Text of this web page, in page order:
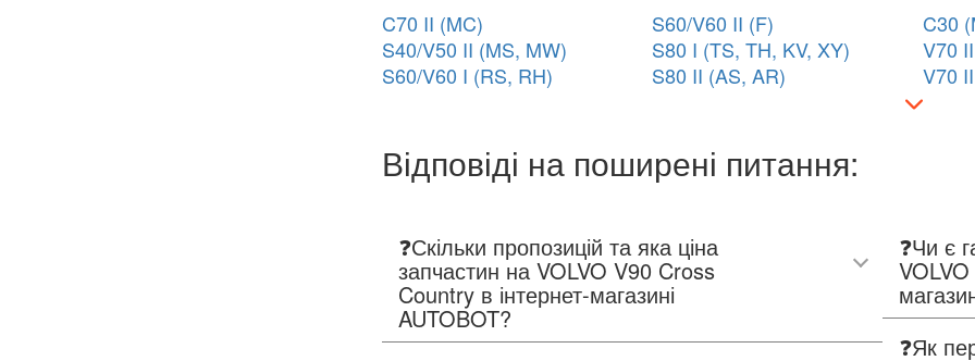
C70 II (MC)
S40/V50 II (MS, MW)
S60/V60 I (RS, RH)
S60/V60 II (F)
S80 I (TS, TH, KV, XY)
S80 II (AS, AR)
C30
V70
V70
Відповіді на поширені питання:
❓Скільки пропозицій та яка ціна
запчастин на VOLVO V90 Cross
Country в інтернет-магазині
AUTOBOT?
❓Чи є
❓Як